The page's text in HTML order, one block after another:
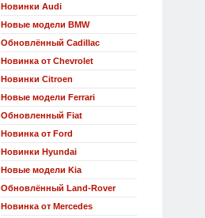
Новинки Audi
Новые модели BMW
Обновлённый Cadillac
Новинка от Chevrolet
Новинки Citroen
Новые модели Ferrari
Обновленный Fiat
Новинка от Ford
Новинки Hyundai
Новые модели Kia
Обновлённый Land-Rover
Новинка от Mercedes